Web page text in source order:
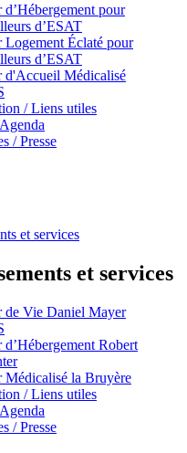
d’Hébergement pour
d’ESAT
Logement Éclaté pour
d’ESAT
d'Accueil Médicalisé
/ Liens utiles
/ Presse
et services
et services
de Vie Daniel Mayer
d’Hébergement Robert
Médicalisé la Bruyère
/ Liens utiles
/ Presse